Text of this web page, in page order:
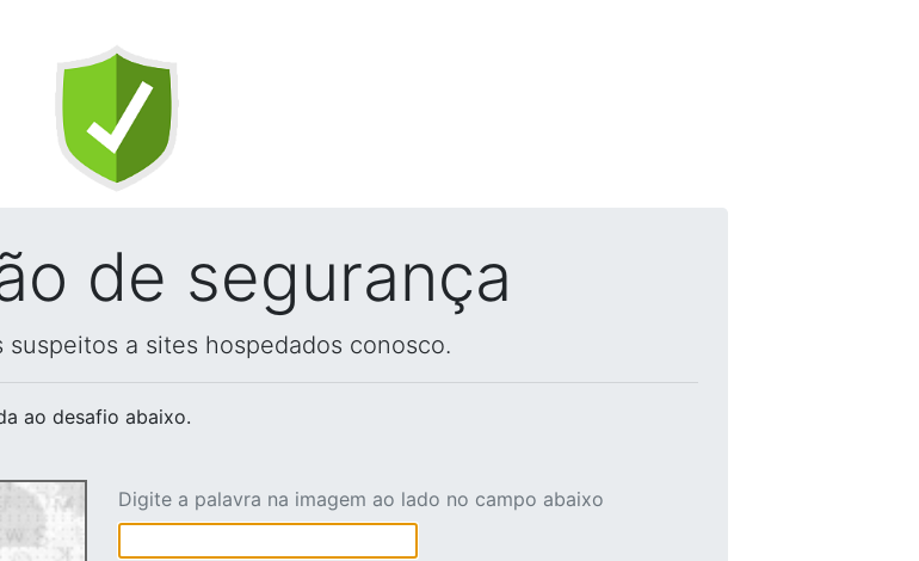
de segurança
a sites hospedados conosco.
ao desafio abaixo.
Digite a palavra na imagem ao lado no campo abaixo